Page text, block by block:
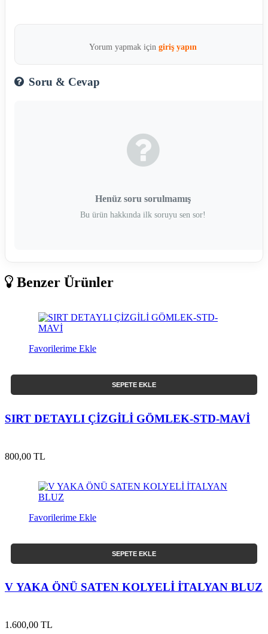
Yorum yapmak için giriş yapın
Soru & Cevap
Henüz soru sorulmamış
Bu ürün hakkında ilk soruyu sen sor!
Benzer Ürünler
Favorilerime Ekle
SEPETE EKLE
SIRT DETAYLI ÇİZGİLİ GÖMLEK-STD-MAVİ
800,00 TL
Favorilerime Ekle
SEPETE EKLE
V YAKA ÖNÜ SATEN KOLYELİ İTALYAN BLUZ
1.600,00 TL